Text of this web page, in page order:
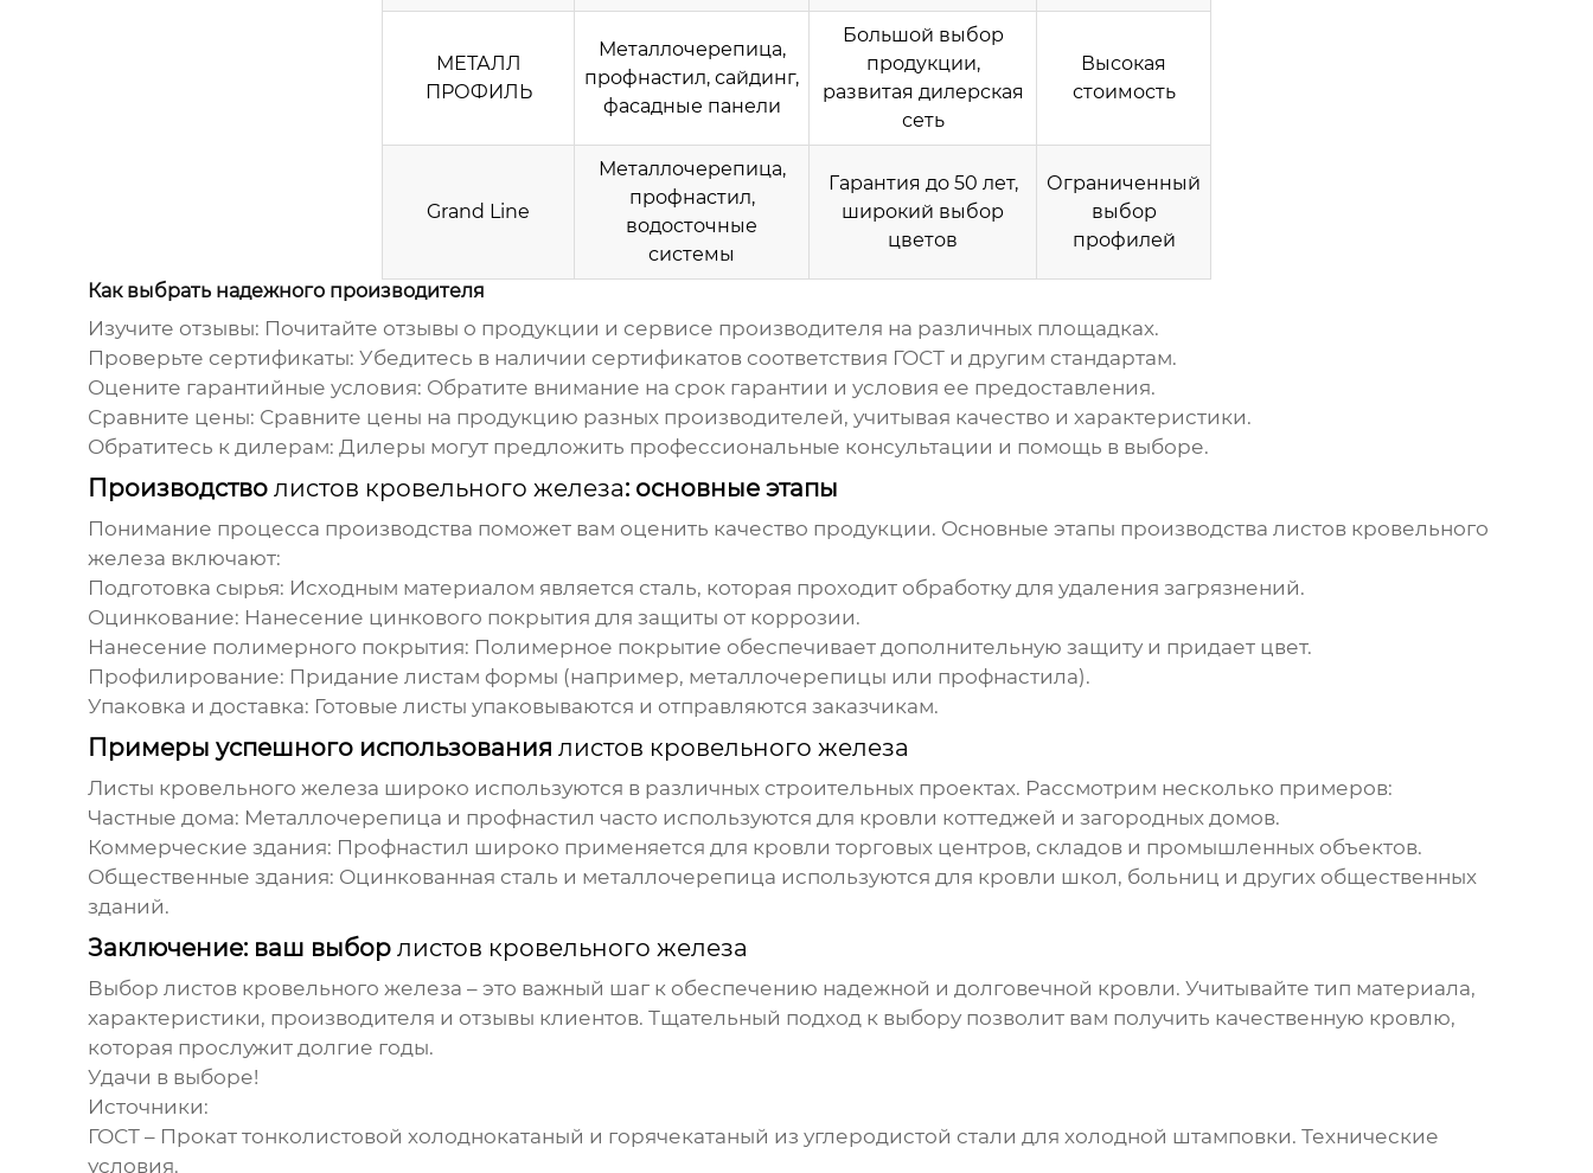
МЕТАЛЛ
ПРОФИЛЬ
Металлочерепица,
профнастил, сайдинг,
фасадные панели
Большой выбор
продукции,
развитая дилерская
сеть
Высокая
стоимость
Grand Line
Металлочерепица,
профнастил,
водосточные
системы
Гарантия до 50 лет,
широкий выбор
цветов
Ограниченный
выбор
профилей
Как выбрать надежного производителя
Изучите отзывы: Почитайте отзывы о продукции и сервисе производителя на различных площадках.
Проверьте сертификаты: Убедитесь в наличии сертификатов соответствия ГОСТ и другим стандартам.
Оцените гарантийные условия: Обратите внимание на срок гарантии и условия ее предоставления.
Сравните цены: Сравните цены на продукцию разных производителей, учитывая качество и характеристики.
Обратитесь к дилерам: Дилеры могут предложить профессиональные консультации и помощь в выборе.
Производство листов кровельного железа: основные этапы
Понимание процесса производства поможет вам оценить качество продукции. Основные этапы производства листов кровельного
железа включают:
Подготовка сырья: Исходным материалом является сталь, которая проходит обработку для удаления загрязнений.
Оцинкование: Нанесение цинкового покрытия для защиты от коррозии.
Нанесение полимерного покрытия: Полимерное покрытие обеспечивает дополнительную защиту и придает цвет.
Профилирование: Придание листам формы (например, металлочерепицы или профнастила).
Упаковка и доставка: Готовые листы упаковываются и отправляются заказчикам.
Примеры успешного использования листов кровельного железа
Листы кровельного железа широко используются в различных строительных проектах. Рассмотрим несколько примеров:
Частные дома: Металлочерепица и профнастил часто используются для кровли коттеджей и загородных домов.
Коммерческие здания: Профнастил широко применяется для кровли торговых центров, складов и промышленных объектов.
Общественные здания: Оцинкованная сталь и металлочерепица используются для кровли школ, больниц и других общественных
зданий.
Заключение: ваш выбор листов кровельного железа
Выбор листов кровельного железа – это важный шаг к обеспечению надежной и долговечной кровли. Учитывайте тип материала,
характеристики, производителя и отзывы клиентов. Тщательный подход к выбору позволит вам получить качественную кровлю,
которая прослужит долгие годы.
Удачи в выборе!
Источники:
ГОСТ – Прокат тонколистовой холоднокатаный и горячекатаный из углеродистой стали для холодной штамповки. Технические
условия.